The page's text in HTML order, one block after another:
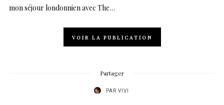
mon séjour londonnien avec The…
VOIR LA PUBLICATION
Partager
PAR VIVI